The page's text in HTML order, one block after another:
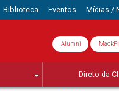
Biblioteca Eventos Mídias /
Alumni
Direto da